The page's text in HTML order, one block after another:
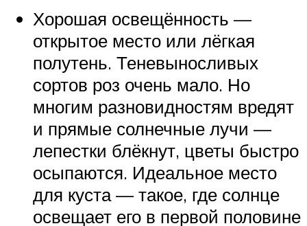
Хорошая освещённость —
открытое место или лёгкая
полутень. Теневыносливых
сортов роз очень мало. Но
многим разновидностям вредят
и прямые солнечные лучи —
лепестки блёкнут, цветы быстро
осыпаются. Идеальное место
для куста — такое, где солнце
освещает его в первой половине